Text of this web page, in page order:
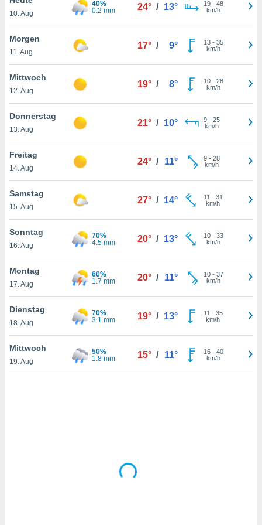
oder
Partner
es uns
das
der
Profil zu
Ihnen
finden
. Sie
jederzeit
Rand
10. Aug
40%
0.2 mm
24° / 13° 19- 48
km/h
Morgen
11. Aug
17° / 9° 13- 35
km/h
Mittwoch
12. Aug
19° / 8° 10- 28
km/h
Donnerstag
13. Aug
21° / 10° 9- 25
km/h
Freitag
14. Aug
24° / 11° 9- 28
km/h
Samstag
15. Aug
27° / 14° 11 - 31
km/h
Sonntag
16. Aug
70%
4.5 mm
20° / 13° 10- 33
km/h
Montag
17. Aug
60%
1.7 mm
20° / 11° 10- 37
km/h
Dienstag
18. Aug
70%
3.1 mm
19° / 13° 11 - 35
km/h
Mittwoch
19. Aug
50%
1.8 mm
15° / 11° 16- 40
km/h